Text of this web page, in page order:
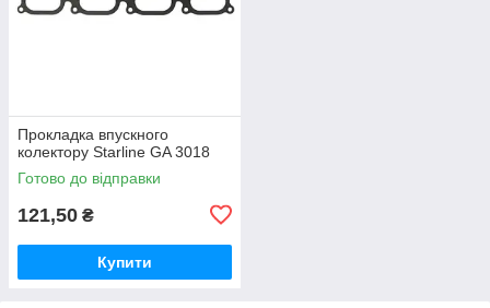
Прокладка впускного
колектору Starline GA 3018
Готово до відправки
121,50 ₴
Купити